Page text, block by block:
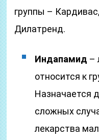
группы –
Дилатренд.
Индапамид –
относится к
Назначается
сложных
лекарства